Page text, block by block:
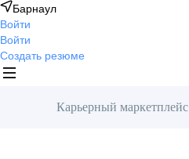
Барнаул
Войти
Войти
Создать резюме
Карьерный маркетплейс